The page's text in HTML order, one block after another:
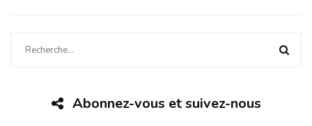
Abonnez-vous et suivez-nous